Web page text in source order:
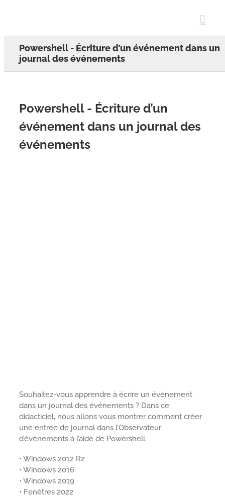
Powershell - Écriture d’un événement dans un
journal des événements
Powershell - Écriture d’un
événement dans un journal des
événements
Souhaitez-vous apprendre à écrire un événement
dans un journal des événements ? Dans ce
didacticiel, nous allons vous montrer comment créer
une entrée de journal dans l’Observateur
d’événements à l’aide de Powershell.
• Windows 2012 R2
• Windows 2016
• Windows 2019
• Fenêtres 2022